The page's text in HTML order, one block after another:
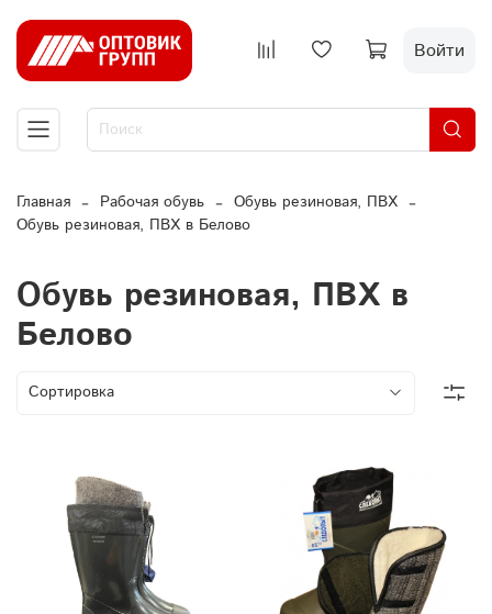
Войти
Главная Рабочая обувь
Обувь резиновая, ПВХ
Обувь резиновая, ПВХ в Белово
Обувь резиновая, ПВХ в
Белово